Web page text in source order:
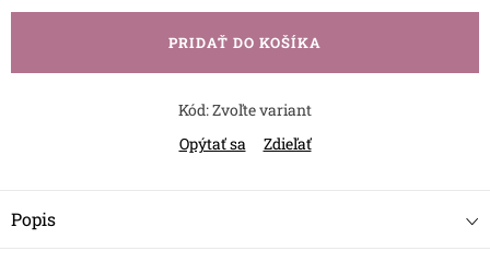
cena:
PRIDAŤ DO KOŠÍKA
Kód:Zvoľte variant
Opýtať sa
Zdieľať
Popis